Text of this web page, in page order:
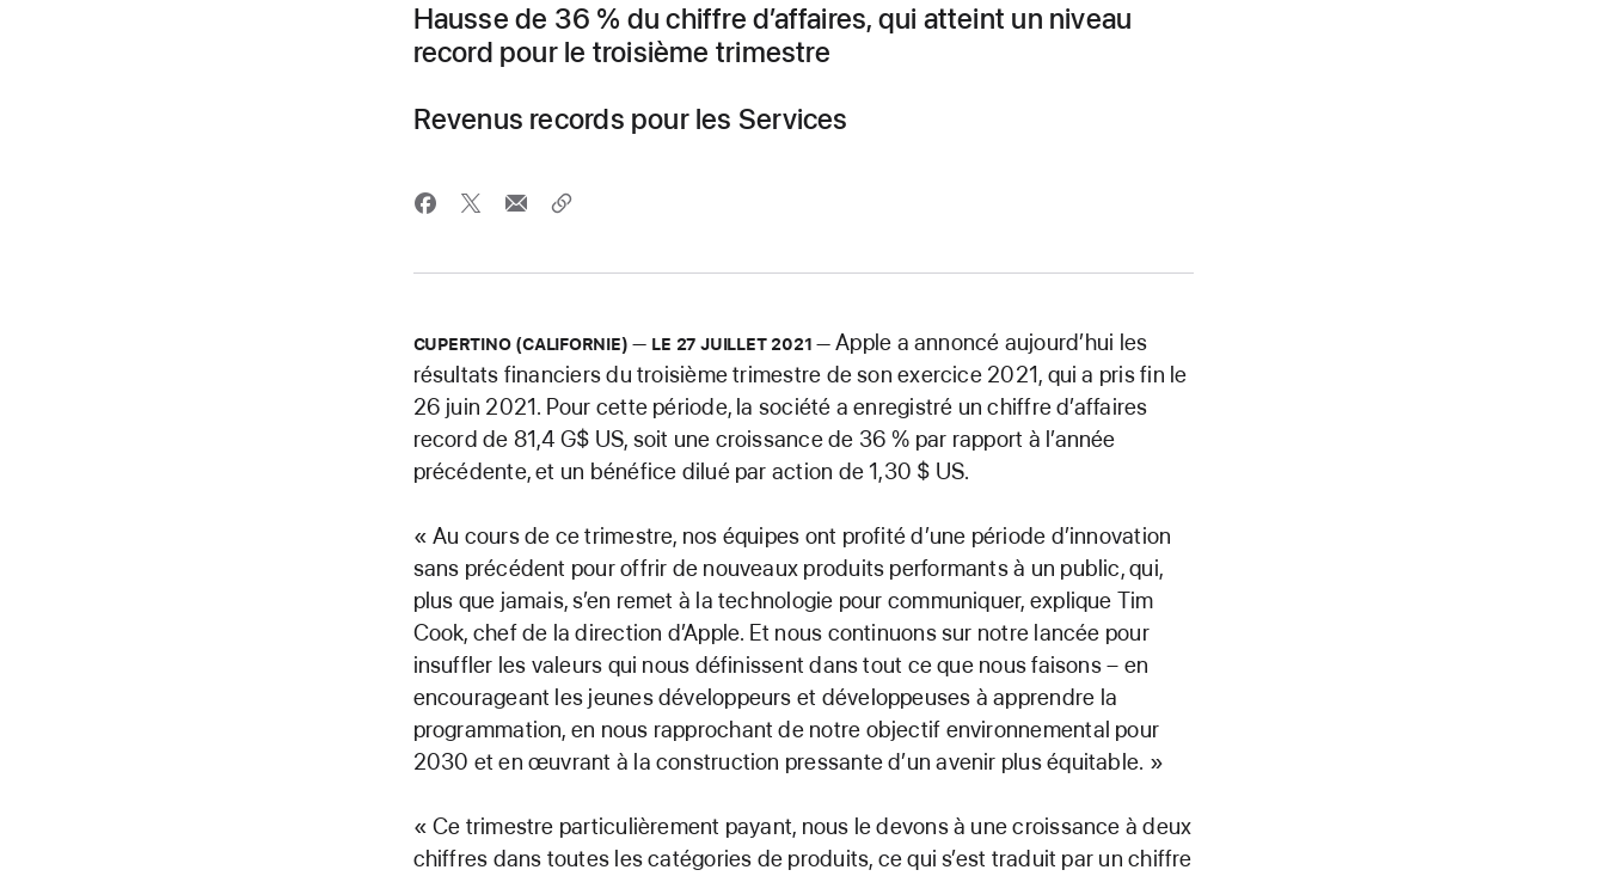
Hausse de 36 % du chiffre d’affaires, qui atteint un niveau
record pour le troisième trimestre
Revenus records pour les Services
CUPERTINO (CALIFORNIE) LE 27 JUILLET 2021
Apple a annoncé aujourd’hui les
résultats financiers du troisième trimestre de son exercice 2021, qui a pris fin le
26 juin 2021. Pour cette période, la société a enregistré un chiffre d’affaires
record de 81,4 G$ US, soit une croissance de 36 % par rapport à l’année
précédente, et un bénéfice dilué par action de 1,30 $ US.
« Au cours de ce trimestre, nos équipes ont profité d’une période d’innovation
sans précédent pour offrir de nouveaux produits performants à un public, qui,
plus que jamais, s’en remet à la technologie pour communiquer, explique Tim
Cook, chef de la direction d’Apple. Et nous continuons sur notre lancée pour
insuffler les valeurs qui nous définissent dans tout ce que nous faisons – en
encourageant les jeunes développeurs et développeuses à apprendre la
programmation, en nous rapprochant de notre objectif environnemental pour
2030 et en œuvrant à la construction pressante d’un avenir plus équitable. »
« Ce trimestre particulièrement payant, nous le devons à une croissance à deux
chiffres dans toutes les catégories de produits, ce qui s’est traduit par un chiffre